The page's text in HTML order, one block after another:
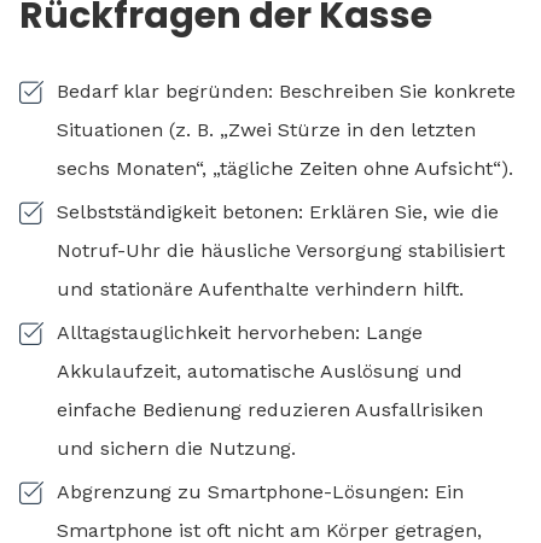
Rückfragen der Kasse
Bedarf klar begründen: Beschreiben Sie konkrete
Situationen (z. B. „Zwei Stürze in den letzten
sechs Monaten“, „tägliche Zeiten ohne Aufsicht“).
Selbstständigkeit betonen: Erklären Sie, wie die
Notruf-Uhr die häusliche Versorgung stabilisiert
und stationäre Aufenthalte verhindern hilft.
Alltagstauglichkeit hervorheben: Lange
Akkulaufzeit, automatische Auslösung und
einfache Bedienung reduzieren Ausfallrisiken
und sichern die Nutzung.
Abgrenzung zu Smartphone-Lösungen: Ein
Smartphone ist oft nicht am Körper getragen,